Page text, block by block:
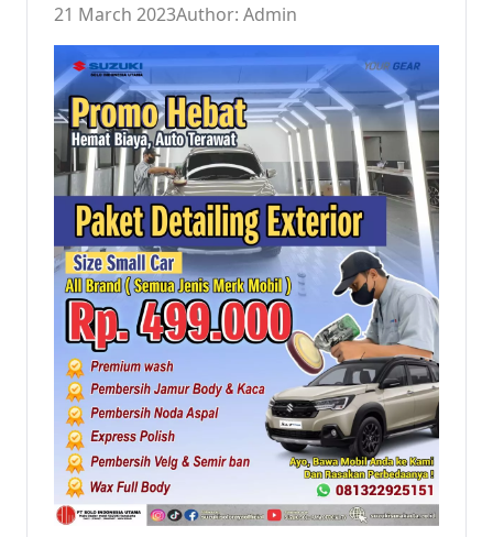
21 March 2023Author: Admin